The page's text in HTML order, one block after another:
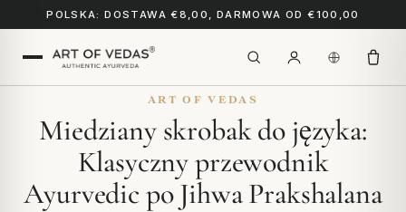
POLSKA: DOSTAWA €8,00, DARMOWA OD €100,00
ART OF VEDAS
Miedziany skrobak do języka:
Klasyczny przewodnik
Ayurvedic po Jihwa Prakshalana